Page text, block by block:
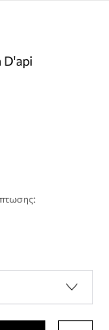
D'api